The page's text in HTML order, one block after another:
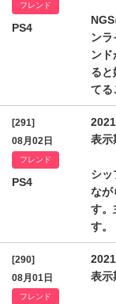
フレンド
PS4
ン
ン
ると
てる
[291]
08月02日
フレンド
PS4
表示
シッ
なが
す。
す。
[290]
08月01日
フレンド
表示